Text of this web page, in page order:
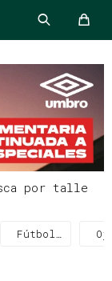
por talle
Fútbol